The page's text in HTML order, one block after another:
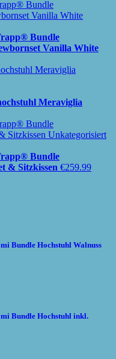
Bundle
Vanilla White
Meraviglia
Bundle
& Sitzkissen €259.99
Bundle Hochstuhl Walnuss
Bundle Hochstuhl inkl.